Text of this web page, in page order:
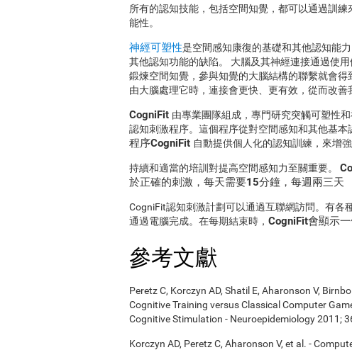
所有的認知技能，包括空間知覺，都可以通過訓練
能性。
神經可塑性是空間感知康復的基礎和其他認知能力
其他認知功能的缺陷。 大腦及其神經連接通過使
鍛煉空間知覺，參與知覺的大腦結構的聯繫就會
由大腦處理它時，連接會更快、更有效，從而改善
CogniFit 由專業團隊組成，專門研究突觸可塑性
認知刺激程序。這個程序從對空間感知和其他基本
程序CogniFit 自動提供個人化的認知訓練，來增
持續和適當的培訓對提高空間感知力至關重要。
於正確的刺激，每天需要15分鐘，每週兩三天
CogniFit認知刺激計劃可以通過互聯網訪問。有各
通過電腦完成。在每期結束時， CogniFit會顯示
參考文獻
Peretz C, Korczyn AD, Shatil E, Aharonson V,
Cognitive Training versus Classical Computer
Cognitive Stimulation - Neuroepidemiology 2011;
Korczyn AD, Peretz C, Aharonson V, et al. -